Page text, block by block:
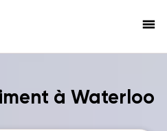
menu
à Waterloo